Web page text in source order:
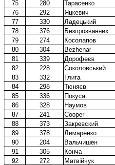
75
280 Тарасенко
76
292 Яцкевич
77
330 Ладецький
78
376 Безпрозванних
79
274 Косолапов
80
304 Bezhenar
81
339 Дорофеєв
82
228 Соколовський
83
332 Глига
84
298 Тюняєв
85
336 Покуса
86
328 Наумов
87
241 Cooper
88
373 Закревский
89
378 Лимаренко
90
204 Вальчишен
91
305 Конча
92
272 Матвійчук